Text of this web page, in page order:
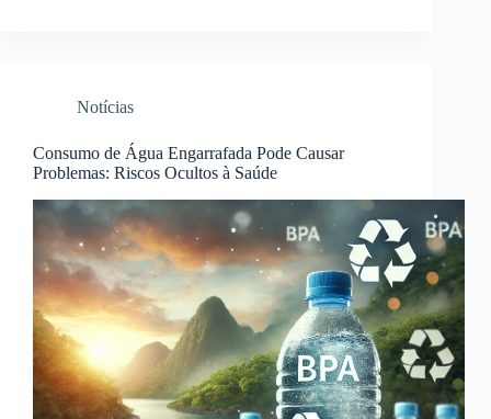
Notícias
Consumo de Água Engarrafada Pode Causar
Problemas: Riscos Ocultos à Saúde